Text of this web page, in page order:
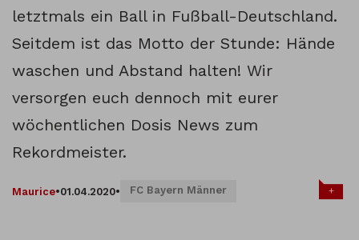
letztmals ein Ball in Fußball-Deutschland.
Seitdem ist das Motto der Stunde: Hände
waschen und Abstand halten! Wir
versorgen euch dennoch mit eurer
wöchentlichen Dosis News zum
Rekordmeister.
Maurice•01.04.2020• FC Bayern Männer +